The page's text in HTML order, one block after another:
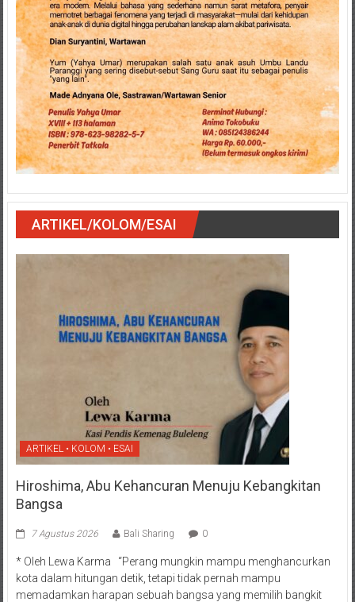
ARTIKEL/KOLOM/ESAI
ARTIKEL • KOLOM • ESAI
Hiroshima, Abu Kehancuran Menuju Kebangkitan
Bangsa
7 Agustus 2026 Bali Sharing 0
* Oleh Lewa Karma “Perang mungkin mampu menghancurkan
kota dalam hitungan detik, tetapi tidak pernah mampu
memadamkan harapan sebuah bangsa yang memilih bangkit